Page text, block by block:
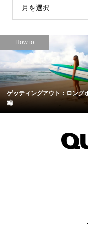
月を選択
How to
ゲッティングアウト：ロング
編